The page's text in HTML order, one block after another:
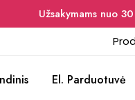
Užsakymams nuo
El. Parduotuvė